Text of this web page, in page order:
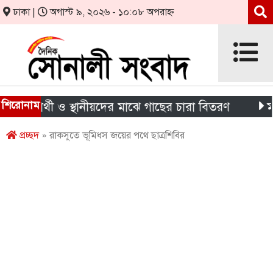
ঢাকা | অগাস্ট ৯, ২০২৬ - ১০:০৮ অপরাহ্ন
শিরোনামও স্থানীয়দের মাঝে গাছের চারা বিতরণ
প্রচ্ছদ» রাকসুতে ভূমিধস জয়ের পথে ছাত্রশিবির